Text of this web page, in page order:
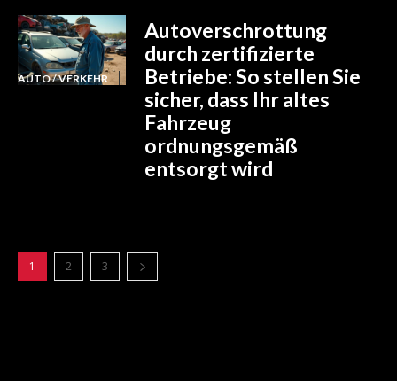
AUTO / VERKEHR
Autoverschrottung
durch zertifizierte
Betriebe: So stellen Sie
sicher, dass Ihr altes
Fahrzeug
ordnungsgemäß
entsorgt wird
1 2 3